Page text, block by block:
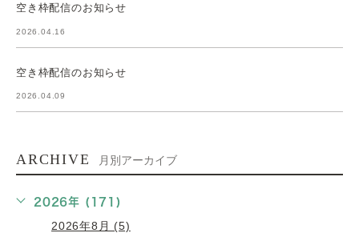
空き枠配信のお知らせ
2026.04.16
空き枠配信のお知らせ
2026.04.09
ARCHIVE 月別アーカイブ
2026年 (171)
2026年8月 (5)